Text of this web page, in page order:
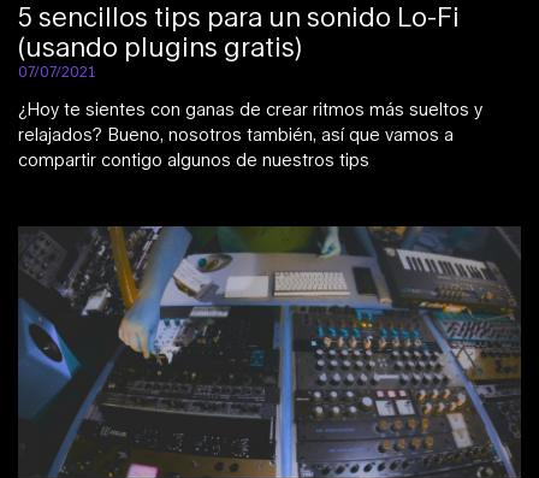
5 sencillos tips para un sonido Lo-Fi
(usando plugins gratis)
07/07/2021
¿Hoy te sientes con ganas de crear ritmos más sueltos y
relajados? Bueno, nosotros también, así que vamos a
compartir contigo algunos de nuestros tips